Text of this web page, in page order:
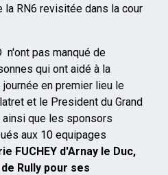
RN6 revisitée dans la cour
n'ont pas manqué de
qui ont aidé à la
en premier lieu le
et le President du Grand
ainsi que les sponsors
aux 10 equipages
FUCHEY d'Arnay le Duc,
Rully pour ses